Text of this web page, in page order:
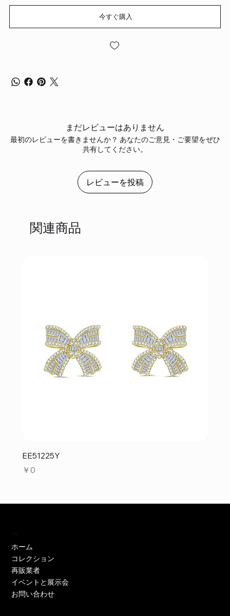
今すぐ購入
まだレビューはありません
最初のレビューを書きませんか？ あなたのご意見・ご要望をぜひ
共有してください。
レビューを投稿
関連商品
EE51225Y
価格
￥0
ホーム
コレクション
再販業者
イベントと展示会
お問い合わせ